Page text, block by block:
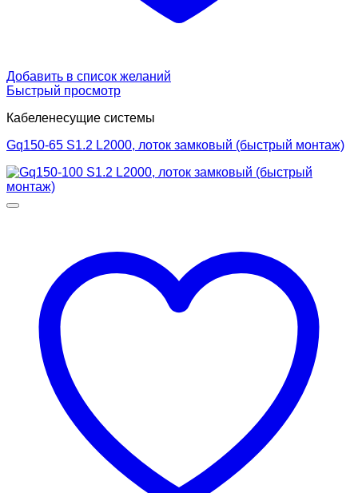
Добавить в список желаний
Быстрый просмотр
Кабеленесущие системы
Gq150-65 S1.2 L2000, лоток замковый (быстрый монтаж)